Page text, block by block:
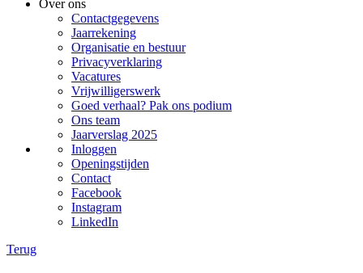
Over ons
Contactgegevens
Jaarrekening
Organisatie en bestuur
Privacyverklaring
Vacatures
Vrijwilligerswerk
Goed verhaal? Pak ons podium
Ons team
Jaarverslag 2025
Inloggen
Openingstijden
Contact
Facebook
Instagram
LinkedIn
Terug